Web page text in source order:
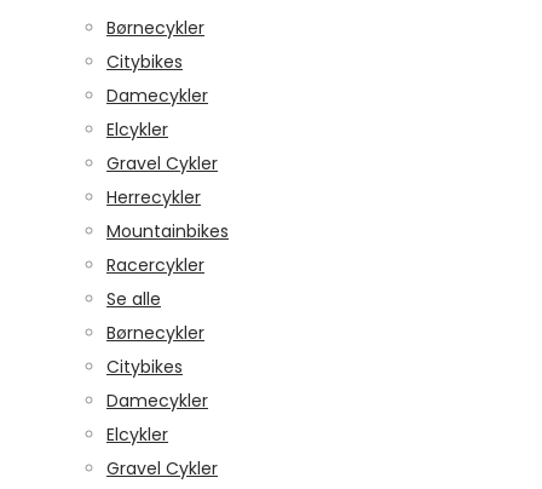
Børnecykler
Citybikes
Damecykler
Elcykler
Gravel Cykler
Herrecykler
Mountainbikes
Racercykler
Se alle
Børnecykler
Citybikes
Damecykler
Elcykler
Gravel Cykler